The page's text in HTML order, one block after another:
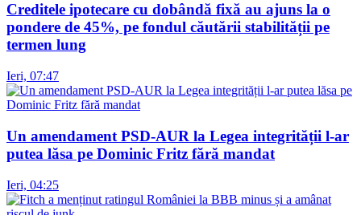
Creditele ipotecare cu dobândă fixă au ajuns la o
pondere de 45%, pe fondul căutării stabilității pe
termen lung
Ieri, 07:47
Un amendament PSD-AUR la Legea integrității l-ar
putea lăsa pe Dominic Fritz fără mandat
Ieri, 04:25